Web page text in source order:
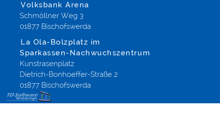
Volksbank Arena
Schmöllner Weg 3
01877 Bischofswerda
La Ola-Bolzplatz im
Sparkassen-Nachwuchszentrum
Kunstrasenplatz
Dietrich-Bonhoeffer-Straße 2
01877 Bischofswerda